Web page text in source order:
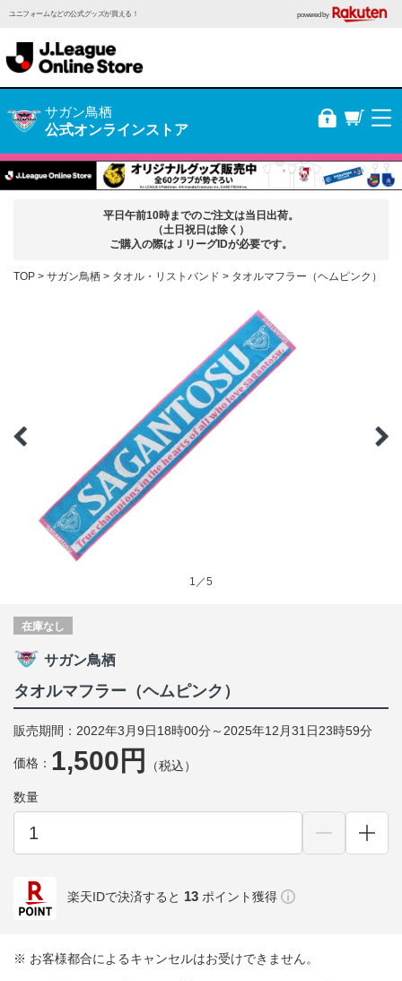
ユニフォームなどの公式グッズが買える！ powered by
サガン鳥栖
公式オンラインストア
平日午前10時までのご注文は当日出荷。
（土日祝日は除く）
ご購入の際はＪリーグIDが必要です。
TOP サガン鳥栖 タオル・リストバンド タオルマフラー（ヘムピンク）
1／5
在庫なし
サガン鳥栖
タオルマフラー（ヘムピンク）
販売期間：2022年3月9日18時00分～2025年12月31日23時59分
価格： 1,500円 （税込）
数量
楽天IDで決済すると 13 ポイント獲得
※ お客様都合によるキャンセルはお受けできません。